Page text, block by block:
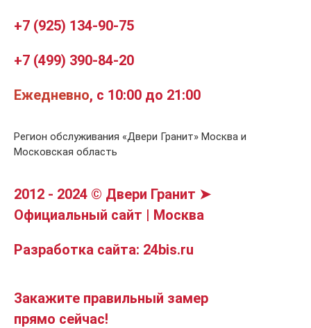
+7 (925) 134-90-75
+7 (499) 390-84-20
Ежедневно, с 10:00 до 21:00
Регион обслуживания «Двери Гранит» Москва и
Московская область
2012 - 2024 © Двери Гранит ➤
Официальный сайт | Москва
Разработка сайта: 24bis.ru
Закажите правильный замер
прямо сейчас!